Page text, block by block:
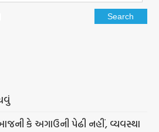
કે અગાઉની પેઢી નહીં, વ્યવસ્થા